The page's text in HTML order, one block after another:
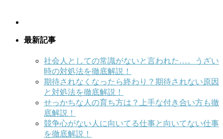
最新記事
社会人としての常識がないと言われた…。うざい
時の対処法を徹底解説！
期待されなくなったら終わり？期待されない原因
と対処法を徹底解説！
せっかちな人の育ち方は？上手な付き合い方も徹
底解説！
競争心がない人に向いてる仕事と向いてない仕事
を徹底解説！